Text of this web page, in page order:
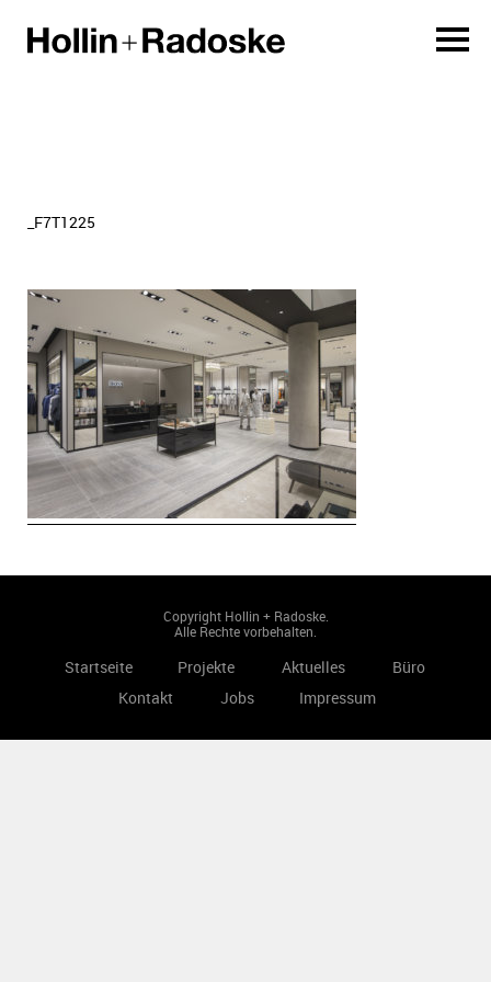
_F7T1225
Copyright Hollin + Radoske.
Alle Rechte vorbehalten.
Startseite Projekte Aktuelles
Büro
Kontakt
Jobs Impressum